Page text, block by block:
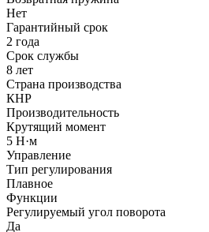
Нет
Гарантийный срок
2 года
Срок службы
8 лет
Страна производства
КНР
Производительность
Крутящий момент
5 Н·м
Управление
Тип регулирования
Плавное
Функции
Регулируемый угол поворота
Да